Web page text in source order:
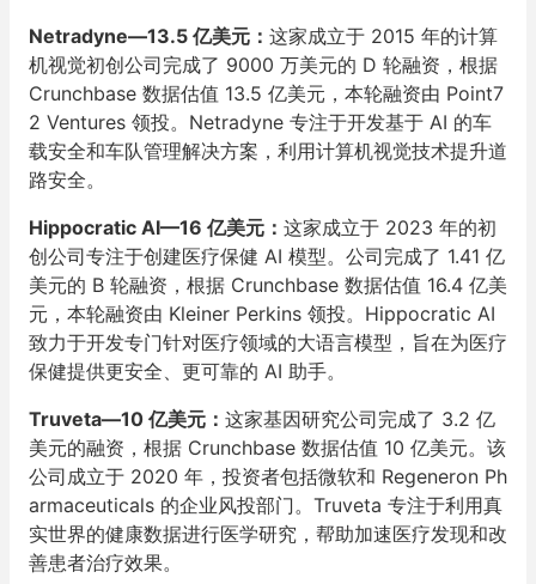
Netradyne—13.5 亿美元： 这家成立于 2015 年的计算
机视觉初创公司完成了 9000 万美元的 D 轮融资，根据
Crunchbase 数据估值 13.5 亿美元，本轮融资由 Point7
2 Ventures 领投。Netradyne 专注于开发基于 AI 的车
载安全和车队管理解决方案，利用计算机视觉技术提升道
路安全。
Hippocratic AI—16 亿美元： 这家成立于 2023 年的初
创公司专注于创建医疗保健 AI 模型。公司完成了 1.41 亿
美元的 B 轮融资，根据 Crunchbase 数据估值 16.4 亿美
元，本轮融资由 Kleiner Perkins 领投。Hippocratic AI
致力于开发专门针对医疗领域的大语言模型，旨在为医疗
保健提供更安全、更可靠的 AI 助手。
Truveta—10 亿美元： 这家基因研究公司完成了 3.2 亿
美元的融资，根据 Crunchbase 数据估值 10 亿美元。该
公司成立于 2020 年，投资者包括微软和 Regeneron Ph
armaceuticals 的企业风投部门。Truveta 专注于利用真
实世界的健康数据进行医学研究，帮助加速医疗发现和改
善患者治疗效果。